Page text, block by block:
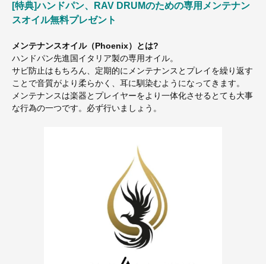
[特典]ハンドパン、RAV DRUMのための専用メンテナン
スオイル無料プレゼント
メンテナンスオイル（Phoenix）とは?
ハンドパン先進国イタリア製の専用オイル。
サビ防止はもちろん、定期的にメンテナンスとプレイを繰り返す
ことで音質がより柔らかく、耳に馴染むようになってきます。
メンテナンスは楽器とプレイヤーをより一体化させるとても大事
な行為の一つです。必ず行いましょう。